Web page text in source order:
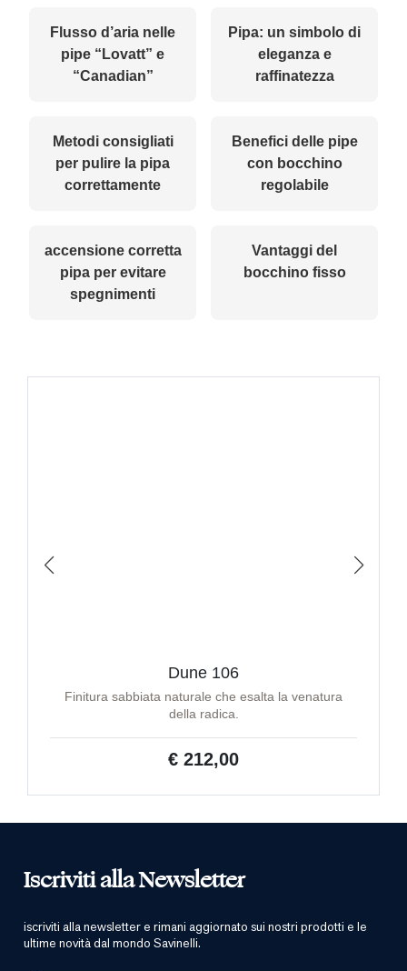
Flusso d’aria nelle
pipe “Lovatt” e
“Canadian”
Pipa: un simbolo di
eleganza e
raffinatezza
Metodi consigliati
per pulire la pipa
correttamente
Benefici delle pipe
con bocchino
regolabile
accensione corretta
pipa per evitare
spegnimenti
Vantaggi del
bocchino fisso
Dune 106
Finitura sabbiata naturale che esalta la venatura
della radica.
€ 212,00
Iscriviti alla Newsletter
iscriviti alla newsletter e rimani aggiornato sui nostri prodotti e le
ultime novità dal mondo Savinelli.